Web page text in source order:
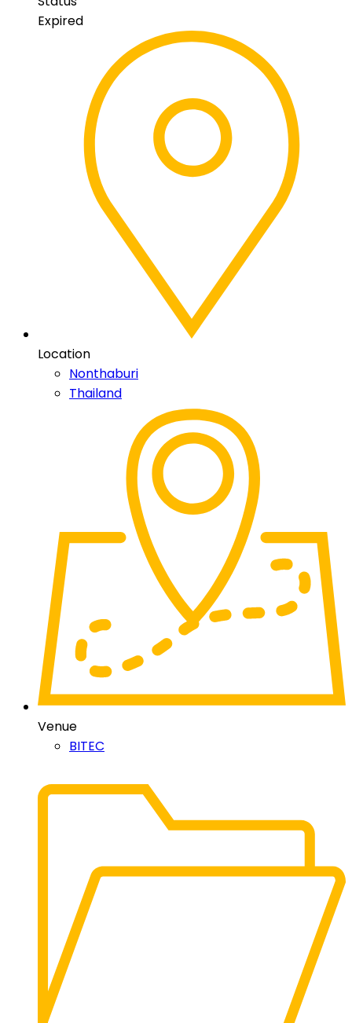
Expired
Location
Nonthaburi
Thailand
Venue
BITEC